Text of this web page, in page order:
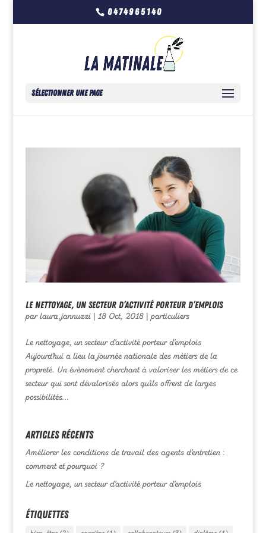
0474965140
Sélectionner une page
Le nettoyage, un secteur d’activité porteur d’emplois
par laura.jannuzzi| 18 Oct, 2018| particuliers
Le nettoyage, un secteur d’activité porteur d’emplois
Aujourd’hui a lieu la journée nationale des métiers de la
propreté. Un évènement cherchant à valoriser les métiers de ce
secteur qui sont dévalorisés alors qu’ils offrent de larges
possibilités...
Articles récents
Améliorer les conditions de travail des agents d’entretien :
comment et pourquoi ?
Le nettoyage, un secteur d’activité porteur d’emplois
Étiquettes